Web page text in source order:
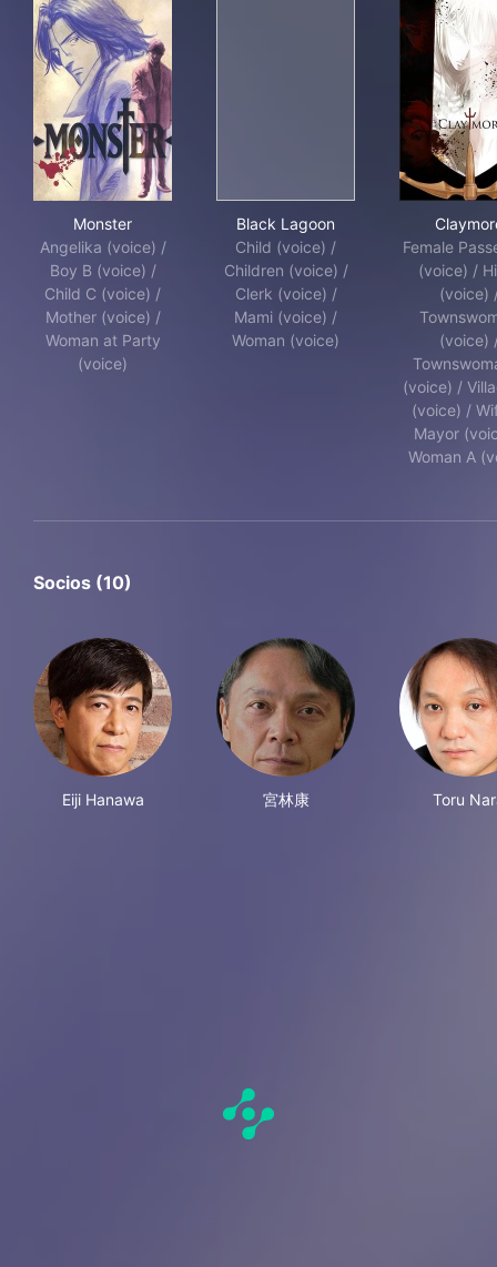
Monster
Angelika (voice) /
Boy B (voice) /
Child C (voice) /
Mother (voice) /
Woman at Party
(voice)
Black Lagoon
Child (voice) /
Children (voice) /
Clerk (voice) /
Mami (voice) /
Woman (voice)
Female
(voice) /
(voice)
(voice)
(voice) /
(voice) /
Mayor
Woman A
Socios (10)
Eiji Hanawa 宮林康 Toru